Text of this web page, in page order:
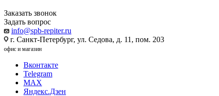
Заказать звонок
Задать вопрос
info@spb-repiter.ru
г. Санкт-Петербург, ул. Седова, д. 11, пом. 203
офис и магазин
Вконтакте
Telegram
MAX
Яндекс.Дзен